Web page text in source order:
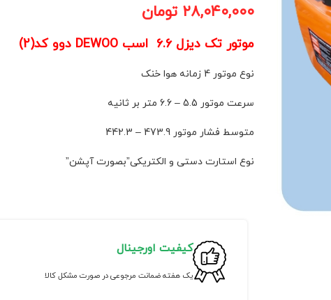
۲۸,۰۴۰,۰۰۰ تومان
موتور تک دیزل 6.6 اسب DEWOO دوو کد(2)
نوع موتور 4 زمانه هوا خنک
سرعت موتور 5.5 – 6.6 متر بر ثانیه
متوسط فشار موتور 473.9 – 442.3
نوع استارت دستی و الکتریکی”بصورت آپشن”
کیفیت اورجینال
یک هفته ضمانت مرجوعی در صورت مشکل کالا